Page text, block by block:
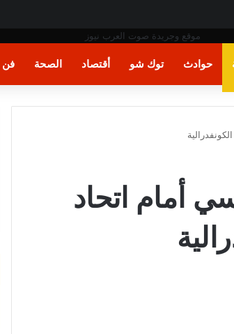
حوادث توك شو أقتصاد الصحة فن
أمام اتحاد